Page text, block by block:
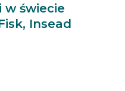
w świecie
Insead